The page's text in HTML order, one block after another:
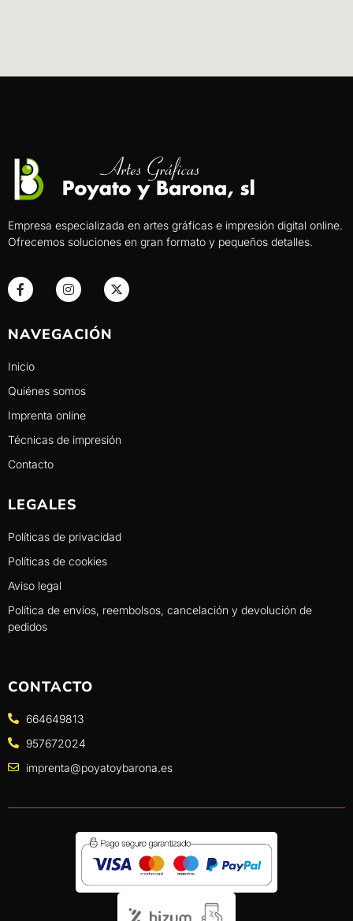
Empresa especializada en artes gráficas e impresión digital online.
Ofrecemos soluciones en gran formato y pequeños detalles.
NAVEGACIÓN
Inicio
Quiénes somos
Imprenta online
Técnicas de impresión
Contacto
LEGALES
Políticas de privacidad
Políticas de cookies
Aviso legal
Política de envíos, reembolsos, cancelación y devolución de
pedidos
CONTACTO
664649813
957672024
imprenta@poyatoybarona.es